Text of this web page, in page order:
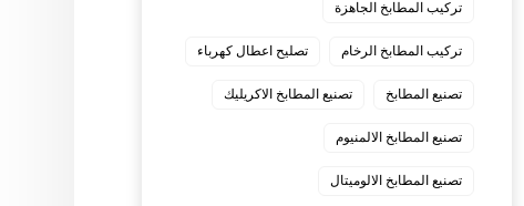
تركيب المطابخ الجاهزة
تركيب المطابخ الرخام تصليح اعطال كهرباء
تصنيع المطابخ تصنيع المطابخ الاكريليك
تصنيع المطابخ الالمنيوم
تصنيع المطابخ الالوميتال